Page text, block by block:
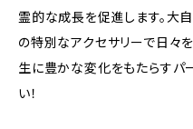
霊的な成長を促進します。大
の特別なアクセサリーで日々
生に豊かな変化をもたらすパ
い！